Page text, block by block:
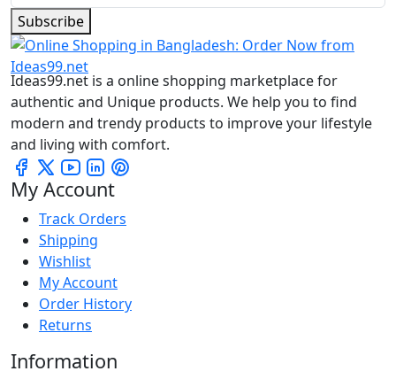
Subscribe
Ideas99.net is a online shopping marketplace for
authentic and Unique products. We help you to find
modern and trendy products to improve your lifestyle
and living with comfort.
My Account
Track Orders
Shipping
Wishlist
My Account
Order History
Returns
Information